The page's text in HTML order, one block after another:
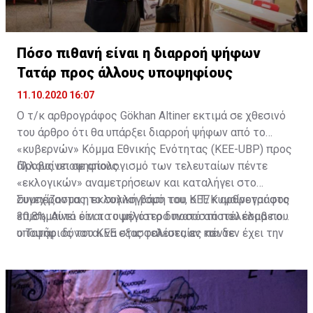
Πόσο πιθανή είναι η διαρροή ψήφων
Τατάρ προς άλλους υποψηφίους
11.10.2020 16:07
Ο τ/κ αρθρογράφος Gökhan Altiner εκτιμά σε χθεσινό
του άρθρο ότι θα υπάρξει διαρροή ψήφων από το
«κυβερνών» Κόμμα Εθνικής Ενότητας (KEE-UBP) προς
άλλους υποψηφίους.
Προβαίνει σε απολογισμό των τελευταίων πέντε
«εκλογικών» αναμετρήσεων και καταλήγει στο
συμπέρασμα η εκλογική βάση του ΚΕΕ κυμαίνεται στο
30,8%. Αυτό είναι το μέγιστο δυνατό αποτέλεσμα που
ο Τατάρ δύναται να εξασφαλίσει, αν και δεν έχει την
Συνεχίζοντας το συλλογισμό του, ο Τ/Κ αρθρογράφος
επισημαίνει ότι το υψηλότερο ποσοστό που έλαβε ο
υποψήφιος του ΚΕΕ στις τελευταίες πέντε
πρόκειται για μια αμφίρροπη αναμέτρηση με ανοικτό
κάθε ενδεχόμενο.